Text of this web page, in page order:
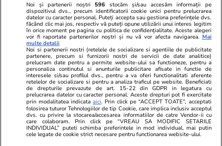
PARTENERI
Noi și partenerii noștri 596 stocăm și/sau accesăm informații pe
dispozitivul dvs., precum identificatorii cookie unici pentru prelucrarea
datelor cu caracter personal. Puteți accepta sau gestiona preferințele dvs.
făcând clic mai jos, respectiv vă puteți opune utilizării unui interes legitim
în orice moment pe pagina cu politica de confidențialitate. Aceste alegeri
vor fi raportate partenerilor noștri și nu vă vor afecta navigarea. Mai
multe detalii
Noi si partenerii nostri (retelele de socializare si agentiile de publicitate
partenere, precum si furnizorii nostri de servicii de date analitice)
prelucram date pentru a permite website-ului sa functioneze, pentru a
personaliza continutul si anunturile publicitare afisate in functie de
interesele si/sau profilul dvs., pentru a va oferi functionalitati aferente
retelelor de socializare si pentru a analiza traficul pe website. Beneficiati
de drepturile prevazute de art. 15-22 din GDPR in legatura cu
prelucrarea datelor cu caracter personal. Aceste drepturi pot fi exercitate
prin modalitatea indicataaici. Prin click pe “ACCEPT TOATE”, acceptati
folosirea tuturor Tehnologiilor de tip Cookie, care implica inclusiv acceptul
dvs. cu privire la stocarea/accesarea informatiilor de catre Vendor-ii cu
care colaboram. Prin click pe “VREAU SA MODIFIC SETARILE
INDIVIDUAL” puteti schimba preferintele in mod individual, mai putin
cele legate de cookie strict necesare pentru functionarea website-ului.